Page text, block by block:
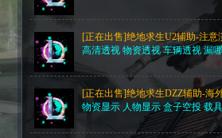
[正在出售]绝地求生U2辅助-注意
高清透视 物资透视 车辆透视 漏
[正在出售]绝地求生DZZ辅助-海
物资显示 人物显示 盒子空投 载